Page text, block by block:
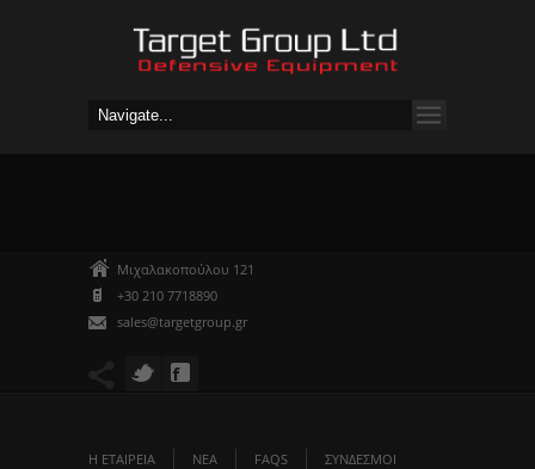
Μιχαλακοπούλου 121
+30 210 7718890
sales@targetgroup.gr
Η ΕΤΑΙΡΕΙΑ ΝΈΑ FAQS
ΣΥΝΔΕΣΜΟΙ